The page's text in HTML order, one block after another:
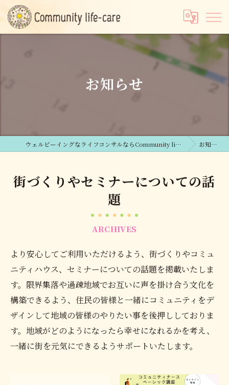
お知らせ
ウェルビーイングなライフコンサルならCommunity life-care合同会社 お知らせ
街づくりやセミナーについての話
題
ARCHIVES
より安心してご利用いただけるよう、街づくりやコミュ
ニティハウス、セミナーについての話題を掲載いたしま
す。限界集落や過疎地域でお互いに声を掛け合う文化を
構築できるよう、住民の皆様と一緒にコミュニティをデ
ザインして地域の皆様のやりたい事を後押ししておりま
す。地域がどのようになったら幸せになれるかを考え、
一緒に街を元気にできるようサポートいたします。